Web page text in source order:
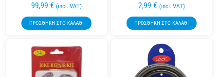
99,99 € (incl. VAT)
ΠΡΟΣΘΉΚΗ ΣΤΟ ΚΑΛΆΘΙ
2,99 € (incl. VAT)
ΠΡΟΣΘΉΚΗ ΣΤΟ ΚΑΛΆΘΙ